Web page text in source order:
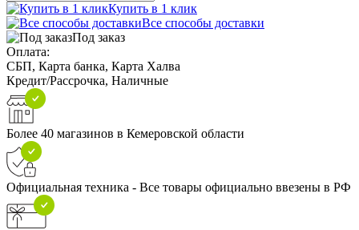
Купить в 1 клик
Все способы доставки
Под заказ
Оплата:
СБП, Карта банка, Карта Халва
Кредит/Рассрочка, Наличные
Более 40 магазинов в Кемеровской области
Официальная техника - Все товары официально ввезены в РФ